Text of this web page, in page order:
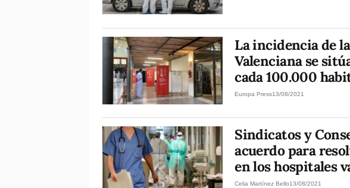
La incidencia de
Valenciana se
cada 100.000
Europa Press13/08/2021
Sindicatos y
acuerdo para
en los hospitales
Celia Martínez Bello13/08/2021